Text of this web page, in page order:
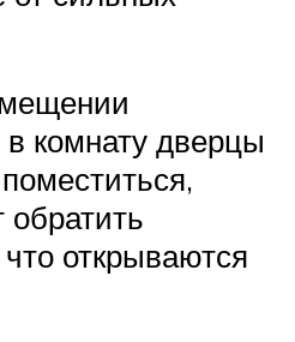
комнату дверцы
обратить
открываются